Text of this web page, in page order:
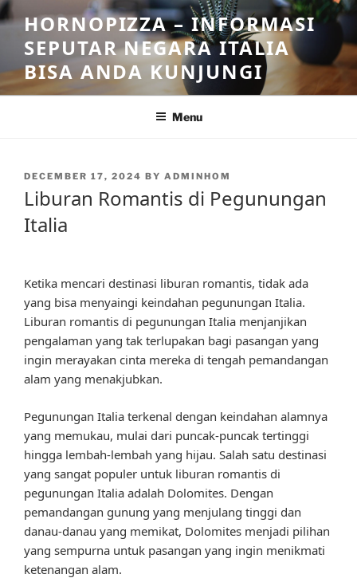
Skip
to
content
HORNOPIZZA – INFORMASI
SEPUTAR NEGARA ITALIA
BISA ANDA KUNJUNGI
Menu
POSTED
ON
DECEMBER 17, 2024 BY ADMINHOM
Liburan Romantis di Pegunungan
Italia
Ketika mencari destinasi liburan romantis, tidak ada
yang bisa menyaingi keindahan pegunungan Italia.
Liburan romantis di pegunungan Italia menjanjikan
pengalaman yang tak terlupakan bagi pasangan yang
ingin merayakan cinta mereka di tengah pemandangan
alam yang menakjubkan.
Pegunungan Italia terkenal dengan keindahan alamnya
yang memukau, mulai dari puncak-puncak tertinggi
hingga lembah-lembah yang hijau. Salah satu destinasi
yang sangat populer untuk liburan romantis di
pegunungan Italia adalah Dolomites. Dengan
pemandangan gunung yang menjulang tinggi dan
danau-danau yang memikat, Dolomites menjadi pilihan
yang sempurna untuk pasangan yang ingin menikmati
ketenangan alam.